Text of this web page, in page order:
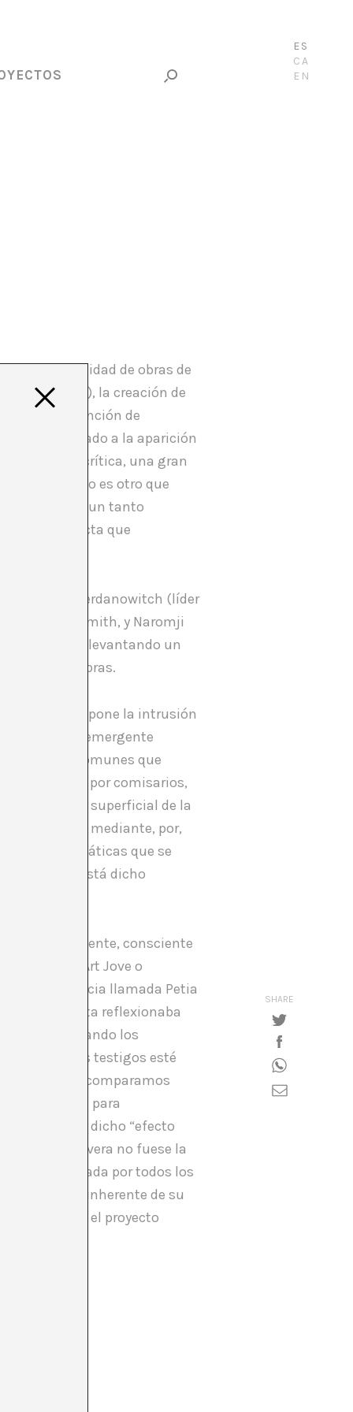
ES
CA
EN
gran cantidad de obras de
Capa), la creación de
), o la invención de
enfrentado a la aparición
crítica, una gran
fin último no es otro que
siempre un tanto
de conducta que
Pavel Jerdanowitch (líder
Jordan Smith, y Naromji
artístico levantando un
sobre sus obras.
año 2012, supone la intrusión
el del arte emergente
lugares comunes que
buenos ojos por comisarios,
superficial de la
de reflexión mediante, por,
hacer o temáticas que se
¿Está dicho
mismo?
o indirectamente, consciente
la Sala d’Art Jove o
ficticia llamada Petia
Steyerl, ésta reflexionaba
se aplica cuando los
de dichos testigos esté
pero si comparamos
más que para
encontrar dicho “efecto
Petia Cervera no fuese la
conformada por todos los
parte inherente de su
dudas que el proyecto
SHARE